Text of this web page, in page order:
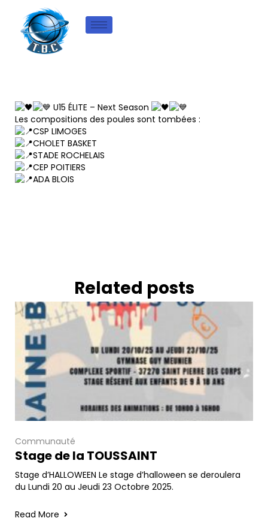
U15 ÉLITE – Next Season
Les compositions des poules sont tombées :
CSP LIMOGES
CHOLET BASKET
STADE ROCHELAIS
CEP POITIERS
ADA BLOIS
Related posts
Communauté
Stage de la TOUSSAINT
Stage d’HALLOWEEN Le stage d’halloween se deroulera
du Lundi 20 au Jeudi 23 Octobre 2025.
Read More